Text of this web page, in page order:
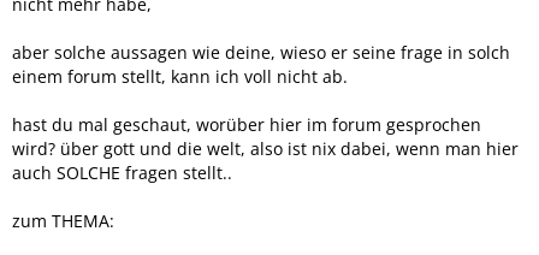
aber solche aussagen wie deine, wieso er seine frage in solch
einem forum stellt, kann ich voll nicht ab.
hast du mal geschaut, worüber hier im forum gesprochen
wird? über gott und die welt, also ist nix dabei, wenn man hier
auch SOLCHE fragen stellt..
zum THEMA: